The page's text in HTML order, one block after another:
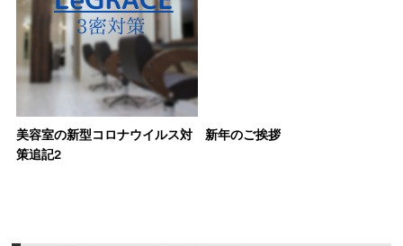
美容室の新型コロナウイルス対
策追記2
新年のご挨拶